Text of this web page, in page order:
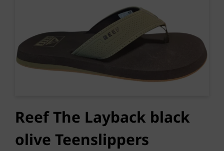
Reef The Layback black
olive Teenslippers